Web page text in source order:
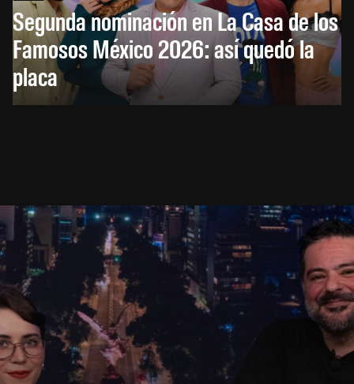
Segunda nominación en La Casa de los
Famosos México 2026: así quedó la
placa